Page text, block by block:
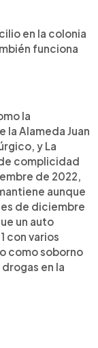
en la colonia
funciona
la
la Alameda Juan
y La
complicidad
de 2022,
aunque
de diciembre
un auto
con varios
como soborno
en la